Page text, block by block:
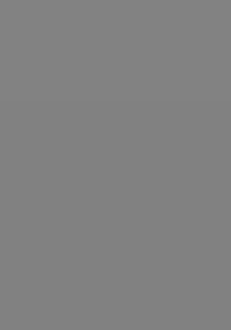
und Fachkräfte auf unsere Erfahrung in der IT-
Einsatz der Suite. Wir zeigen Ihnen, wie Sie